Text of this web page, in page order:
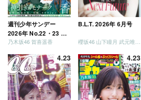
週刊少年サンデー
2026年 No.22・23 合
併号
乃木坂46 賀喜遥香
B.L.T. 2026年 6月号
櫻坂46 山下瞳月 武元唯衣 / 乃木坂46 海邉朱莉
4.23 4.23